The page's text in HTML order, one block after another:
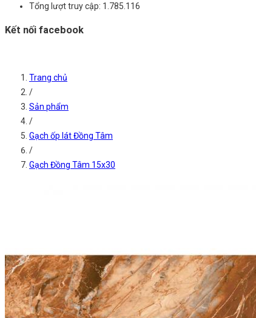
Tổng lượt truy cập: 1.785.116
Kết nối facebook
Trang chủ
/
Sản phẩm
/
Gạch ốp lát Đồng Tâm
/
Gạch Đồng Tâm 15x30